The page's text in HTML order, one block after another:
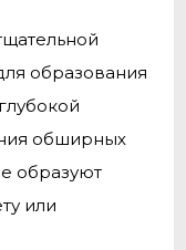
образования
обширных
образуют
или